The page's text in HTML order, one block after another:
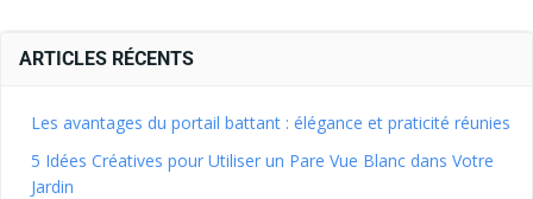
ARTICLES RÉCENTS
Les avantages du portail battant : élégance et praticité réunies
5 Idées Créatives pour Utiliser un Pare Vue Blanc dans Votre
Jardin